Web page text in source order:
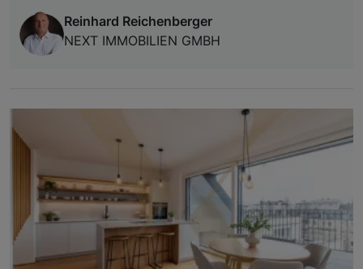
Reinhard Reichenberger
NEXT IMMOBILIEN GMBH